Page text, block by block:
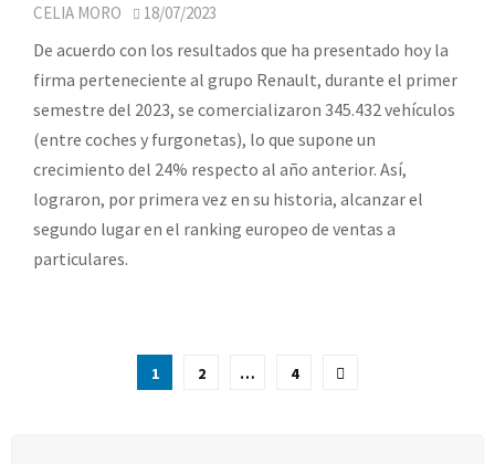
CELIA MORO 18/07/2023
De acuerdo con los resultados que ha presentado hoy la
firma perteneciente al grupo Renault, durante el primer
semestre del 2023, se comercializaron 345.432 vehículos
(entre coches y furgonetas), lo que supone un
crecimiento del 24% respecto al año anterior. Así,
lograron, por primera vez en su historia, alcanzar el
segundo lugar en el ranking europeo de ventas a
particulares.
Paginación
1 2 … 4